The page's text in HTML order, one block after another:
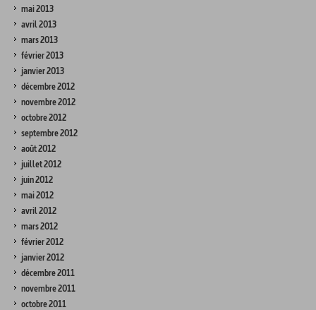
mai 2013
avril 2013
mars 2013
février 2013
janvier 2013
décembre 2012
novembre 2012
octobre 2012
septembre 2012
août 2012
juillet 2012
juin 2012
mai 2012
avril 2012
mars 2012
février 2012
janvier 2012
décembre 2011
novembre 2011
octobre 2011